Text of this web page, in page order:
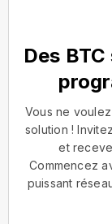
Des
Vous ne
solution !
et
Commencez
puissant